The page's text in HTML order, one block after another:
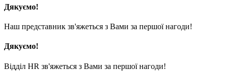
Дякуємо!
Наш представник зв'яжеться з Вами за першої нагоди!
Дякуємо!
Відділ HR зв'яжеться з Вами за першої нагоди!